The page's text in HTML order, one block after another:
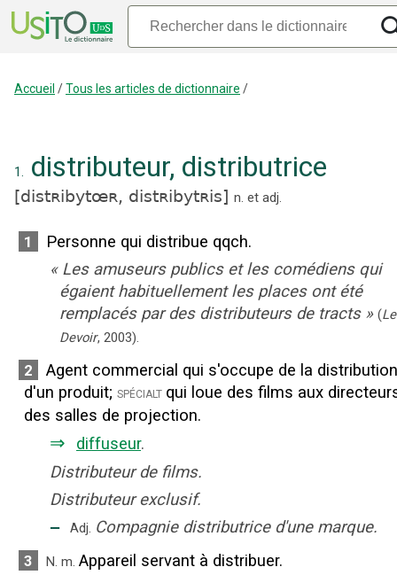
Accueil /Tous les articles de dictionnaire /
1. distributeur, distributrice
[distʀibytœʀ, distʀibytʀis] n. et adj.
1
Personne qui distribue qqch.
« Les amuseurs publics et les comédiens qui
égaient habituellement les places ont été
remplacés par des distributeurs de tracts » (Le
Devoir, 2003).
2
Agent commercial qui s'occupe de la distribution
d'un produit; spécialt qui loue des films aux
des salles de projection.
⇒ diffuseur.
Distributeur de films.
Distributeur exclusif.
‒ Adj. Compagnie distributrice d'une marque.
3 N. m. Appareil servant à distribuer.